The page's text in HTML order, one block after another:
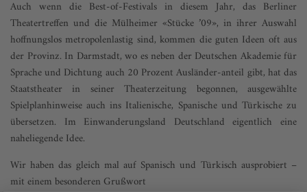
Auch wenn die Best-of-Festivals in diesem Jahr, das Berliner
Theatertreffen und die Mülheimer «Stücke ’09», in ihrer Auswahl
hoffnungslos metropolenlastig sind, kommen die guten Ideen oft aus
der Provinz. In Darmstadt, wo es neben der Deutschen Akademie für
Sprache und Dichtung auch 20 Prozent Ausländer-anteil gibt, hat das
Staatstheater in seiner Theaterzeitung begonnen, ausgewählte
Spielplanhinweise auch ins Italienische, Spanische und Türkische zu
übersetzen. Im Einwanderungsland Deutschland eigentlich eine
naheliegende Idee.
Wir haben das gleich mal auf Spanisch und Türkisch ausprobiert –
mit einem besonderen Grußwort